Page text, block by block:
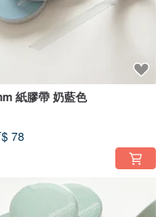
紙膠帶 奶藍色
78